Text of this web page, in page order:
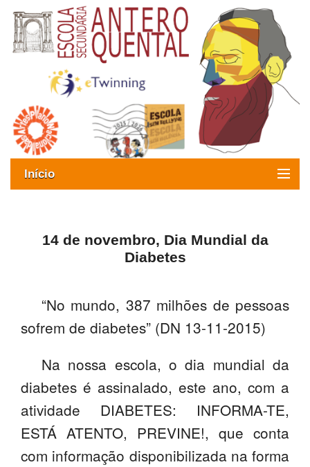
Início
Oferta formativa
SASE
Matrículas
FORmaESAQ
14 de novembro, Dia Mundial da
Diabetes
“No mundo, 387 milhões de pessoas
sofrem de diabetes” (DN 13-11-2015)
Na nossa escola, o dia mundial da
diabetes é assinalado, este ano, com a
atividade DIABETES: INFORMA-TE,
ESTÁ ATENTO, PREVINE!, que conta
com informação disponibilizada na forma